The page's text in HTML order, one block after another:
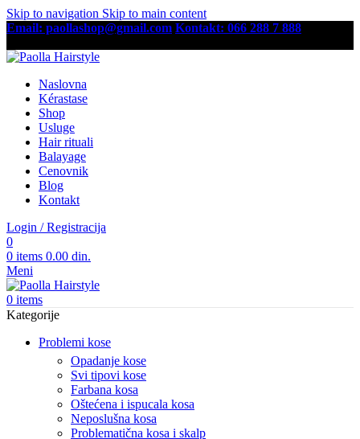
Skip to navigation Skip to main content
Email: paollashop@gmail.com Kontakt: 066 288 7 888
Naslovna
Kérastase
Shop
Usluge
Hair rituali
Balayage
Cenovnik
Blog
Kontakt
Login / Registracija
0
0 items 0.00 din.
Meni
0 items
Kategorije
Problemi kose
Opadanje kose
Svi tipovi kose
Farbana kosa
Oštećena i ispucala kosa
Neposlušna kosa
Problematična kosa i skalp